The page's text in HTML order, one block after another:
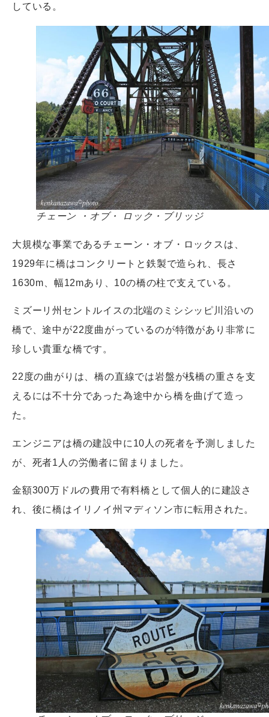
している。
チェーン ・オブ・ ロック・ブリッジ
大規模な事業であるチェーン・オブ・ロックスは、
1929年に橋はコンクリートと鉄製で造られ、長さ
1630m、幅12mあり、10の橋の柱で支えている。
ミズーリ州セントルイスの北端のミシシッピ川沿いの
橋で、途中が22度曲がっているのが特徴があり非常に
珍しい貴重な橋です。
22度の曲がりは、橋の直線では岩盤が桟橋の重さを支
えるには不十分であった為途中から橋を曲げて造っ
た。
エンジニアは橋の建設中に10人の死者を予測しました
が、死者1人の労働者に留まりました。
金額300万ドルの費用で有料橋として個人的に建設さ
れ、後に橋はイリノイ州マディソン市に転用された。